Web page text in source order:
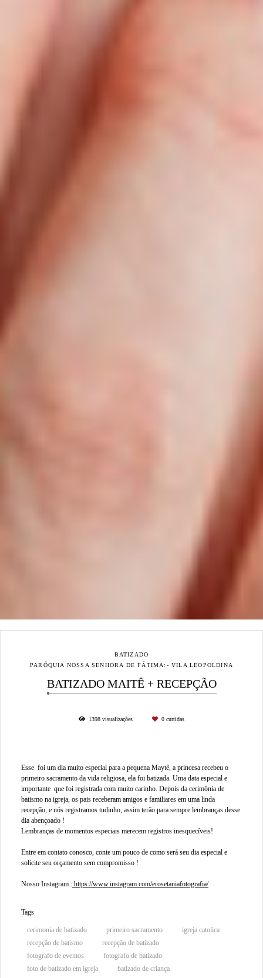
BATIZADO
PARÓQUIA NOSSA SENHORA DE FÁTIMA:- VILA LEOPOLDINA
BATIZADO MAITÊ + RECEPÇÃO
1398 visualizações 0 curtidas
Esse foi um dia muito especial para a pequena Maytê, a princesa recebeu o
primeiro sacramento da vida religiosa, ela foi batizada. Uma data especial e
importante que foi registrada com muito carinho. Depois da cerimônia de
batismo na igreja, os pais receberam amigos e familiares em uma linda
recepção, e nós registramos tudinho, assim terão para sempre lembranças desse
dia abençoado !
Lembranças de momentos especiais merecem registros inesquecíveis!
Entre em contato conosco, conte um pouco de como será seu dia especial e
solicite seu orçamento sem compromisso !
Nosso Instagram : https://www.instagram.com/erosetaniafotografia/
Tags
cerimonia de batizado primeiro sacramento
igreja catolica
recepção de batismo
recepção de batizado
fotografo de eventos
fotografo de batizado
foto de batizado em igreja
batizado de criança